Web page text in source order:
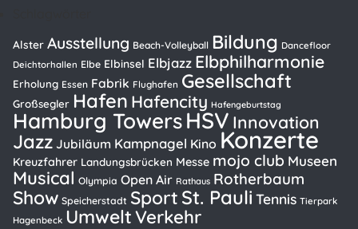
Alster Ausstellung Beach-Volleyball Bildung Dancefloor
Deichtorhallen Elbe Elbinsel Elbjazz Elbphilharmonie
Erholung Essen Fabrik Flughafen Gesellschaft
Großsegler Hafen Hafencity Hafengeburtstag
Hamburg TowersHSV Innovation
Jazz Jubiläum Kampnagel Kino Konzerte
Kreuzfahrer Landungsbrücken Messe mojo club Museen
Musical Olympia Open Air Rathaus Rotherbaum
Show Speicherstadt Sport St. Pauli Tennis Tierpark
Hagenbeck UmweltVerkehr